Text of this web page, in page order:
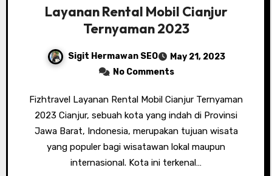
Layanan Rental Mobil Cianjur
Ternyaman 2023
Sigit Hermawan SEO
May 21, 2023
No Comments
Fizhtravel Layanan Rental Mobil Cianjur Ternyaman
2023 Cianjur, sebuah kota yang indah di Provinsi
Jawa Barat, Indonesia, merupakan tujuan wisata
yang populer bagi wisatawan lokal maupun
internasional. Kota ini terkenal…